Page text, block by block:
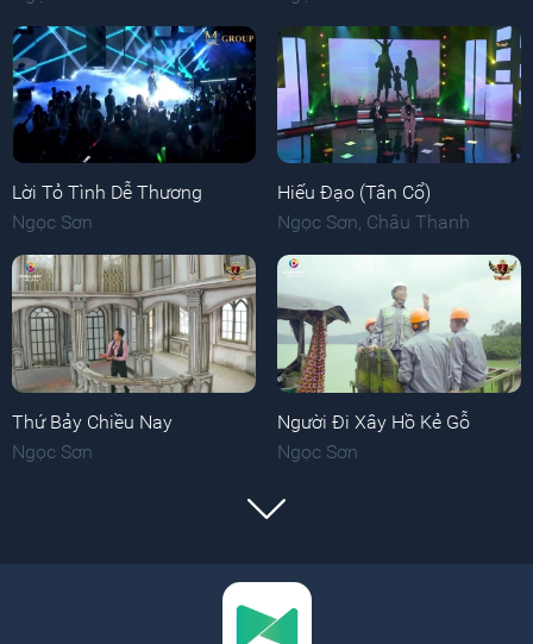
Lời Tỏ Tình Dễ Thương
Ngọc Sơn
Hiếu Đạo (Tân Cổ)
Ngọc Sơn, Châu Thanh
Thứ Bảy Chiều Nay
Ngọc Sơn
Người Đi Xây Hồ Kẻ Gỗ
Ngọc Sơn